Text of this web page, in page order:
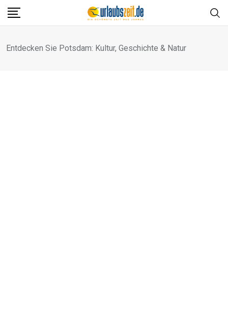
Entdecken Sie Potsdam: Kultur, Geschichte & Natur